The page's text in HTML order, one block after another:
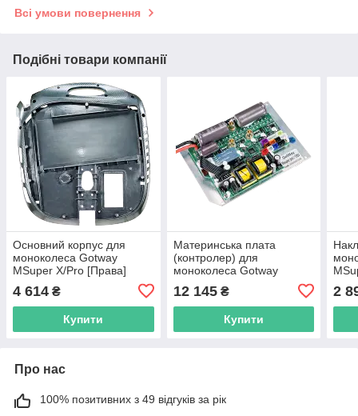
Всі умови повернення
Подібні товари компанії
Основний корпус для
моноколеса Gotway
MSuper X/Pro [Права]
4 614 ₴
Купити
Материнська плата
(контролер) для
моноколеса Gotway
12 145₴
Купити
2
Про нас
100% позитивних з 49 відгуків за рік